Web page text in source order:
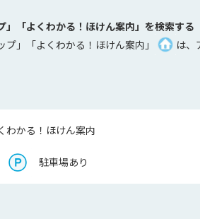
」「よくわかる！ほけん案内」を検索する
」「よくわかる！ほけん案内」
は、
わかる！ほけん案内
駐車場あり